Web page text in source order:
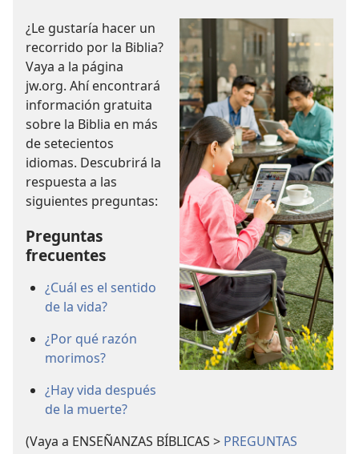
¿Le gustaría hacer un
recorrido por la Biblia?
Vaya a la página
jw.org. Ahí encontrará
información gratuita
sobre la Biblia en más
de setecientos
idiomas. Descubrirá la
respuesta a las
siguientes preguntas:
Preguntas
frecuentes
¿Cuál es el sentido
de la vida?
¿Por qué razón
morimos?
¿Hay vida después
de la muerte?
(Vaya a ENSEÑANZAS BÍBLICAS > PREGUNTAS